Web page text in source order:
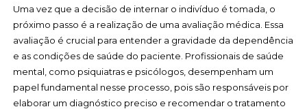
Uma vez que a decisão de internar o indivíduo é tomada, o
próximo passo é a realização de uma avaliação médica. Essa
avaliação é crucial para entender a gravidade da dependência
e as condições de saúde do paciente. Profissionais de saúde
mental, como psiquiatras e psicólogos, desempenham um
papel fundamental nesse processo, pois são responsáveis por
elaborar um diagnóstico preciso e recomendar o tratamento